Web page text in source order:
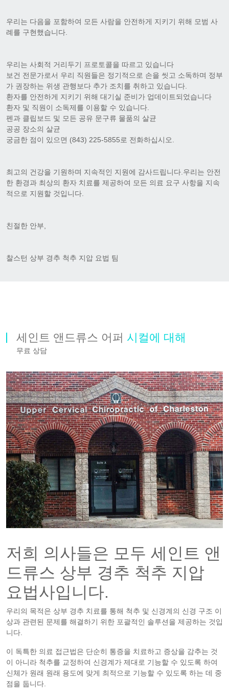
우리는 다음을 포함하여 모든 사람을 안전하게 지키기 위해 모범 사
례를 구현했습니다.
우리는 사회적 거리두기 프로토콜을 따르고 있습니다
보건 전문가로서 우리 직원들은 정기적으로 손을 씻고 소독하며 정부
가 권장하는 위생 관행보다 추가 조치를 취하고 있습니다.
환자를 안전하게 지키기 위해 대기실 준비가 업데이트되었습니다
환자 및 직원이 소독제를 이용할 수 있습니다.
펜과 클립보드 및 모든 공유 문구류 물품의 살균
공공 장소의 살균
궁금한 점이 있으면 (843) 225-5855로 전화하십시오.
최고의 건강을 기원하며 지속적인 지원에 감사드립니다.우리는 안전
한 환경과 최상의 환자 치료를 제공하여 모든 의료 요구 사항을 지속
적으로 지원할 것입니다.
친절한 안부,
찰스턴 상부 경추 척추 지압 요법 팀
세인트 앤드류스 어퍼 시컬에 대해
무료 상담
저희 의사들은 모두 세인트 앤
드류스 상부 경추 척추 지압
요법사입니다.
우리의 목적은 상부 경추 치료를 통해 척추 및 신경계의 신경 구조 이
상과 관련된 문제를 해결하기 위한 포괄적인 솔루션을 제공하는 것입
니다.
이 독특한 의료 접근법은 단순히 통증을 치료하고 증상을 감추는 것
이 아니라 척추를 교정하여 신경계가 제대로 기능할 수 있도록 하여
신체가 원래 원래 용도에 맞게 최적으로 기능할 수 있도록 하는 데 중
점을 둡니다.